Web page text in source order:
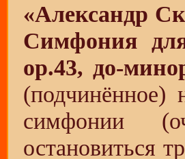
«Александр
Симфония
oр.43, до-
(подчинённое)
симфонии
остановиться